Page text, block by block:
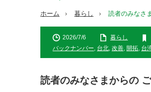
ホーム 暮らし 読者のみなさ
2026/7/6 暮らし
バックナンバー, 台北, 改善, 開拓, 台
読者のみなさまからの